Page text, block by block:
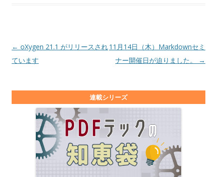
投稿ナビゲーション
← oXygen 21.1 がリリースされ
ています
11月14日（木）Markdownセミ
ナー開催日が迫りました。
→
連載シリーズ